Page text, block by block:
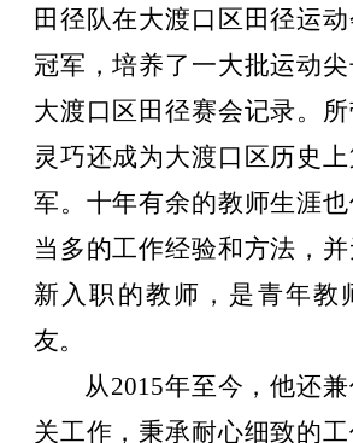
田径队在大渡口区田径运
冠军，培养了一大批运动
大渡口区田径赛会记录。
灵巧还成为大渡口区历史
军。十年有余的教师生涯
当多的工作经验和方法，
新入职的教师，是青年教
友。
从2015年至今，他还
关工作，秉承耐心细致的